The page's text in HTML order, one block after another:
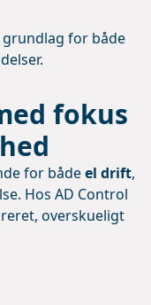
for både
fokus
for bådeel drift,
Hos AD Control
overskueligt